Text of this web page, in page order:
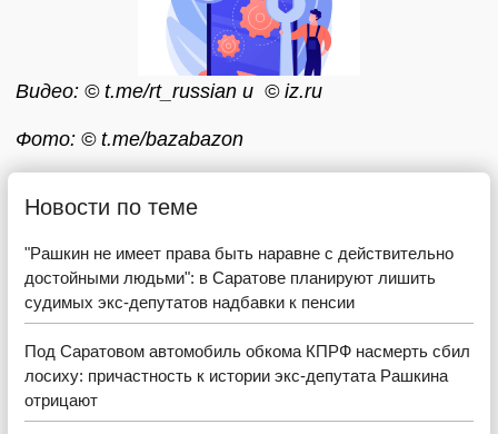
Видео: © t.me/rt_russian и © iz.ru
Фото: © t.me/bazabazon
Новости по теме
"Рашкин не имеет права быть наравне с действительно
достойными людьми": в Саратове планируют лишить
судимых экс-депутатов надбавки к пенсии
Под Саратовом автомобиль обкома КПРФ насмерть сбил
лосиху: причастность к истории экс-депутата Рашкина
отрицают